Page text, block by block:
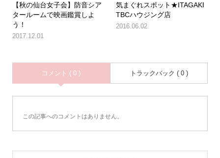
【秋の仙台女子会】防音シア
タールームで映画鑑賞しよ
う！
2017.12.01
気まぐれスポット★ITAGAKI
TBCハウジング店
2016.06.02
コメント ( 0 ) トラックバック ( 0 )
この記事へのコメントはありません。